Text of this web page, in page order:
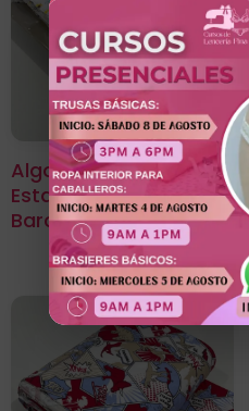
Algodón Jersey 30/1
Estampado Diseño
Barco Pirata